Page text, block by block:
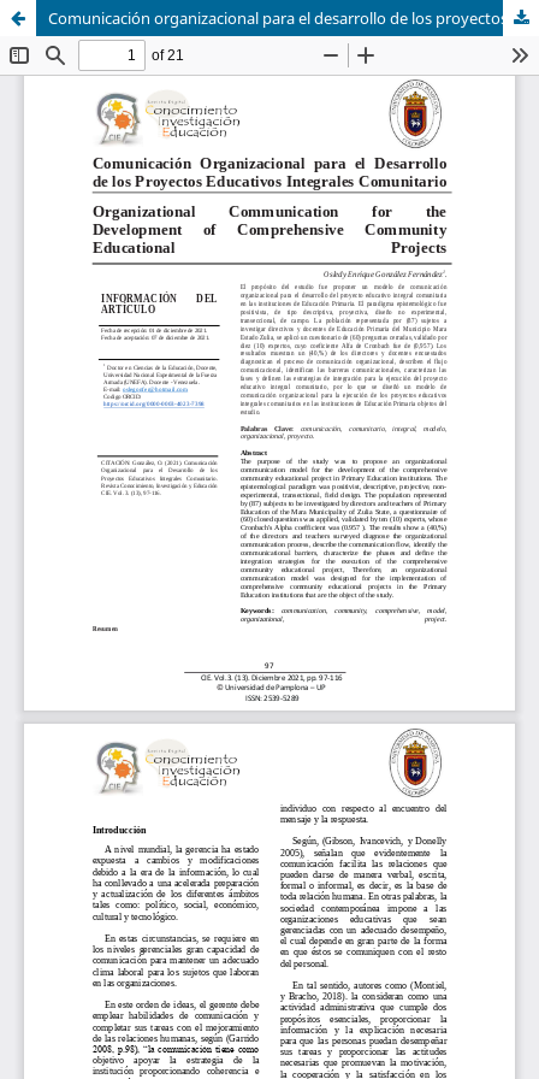
Comunicación organizacional para el desarrollo de los proyectos educativos integrales comunitario